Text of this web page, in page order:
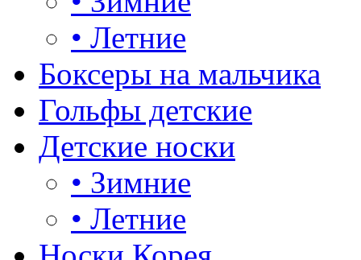
• Летние
Боксеры на мальчика
Гольфы детские
Детские носки
• Зимние
• Летние